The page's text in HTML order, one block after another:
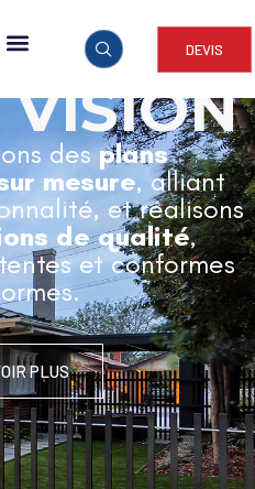
DEVIS
CONSTRUCTION
VISION
desplans
mesure, alliant
et réalisons
de qualité,
et conformes
PLUS